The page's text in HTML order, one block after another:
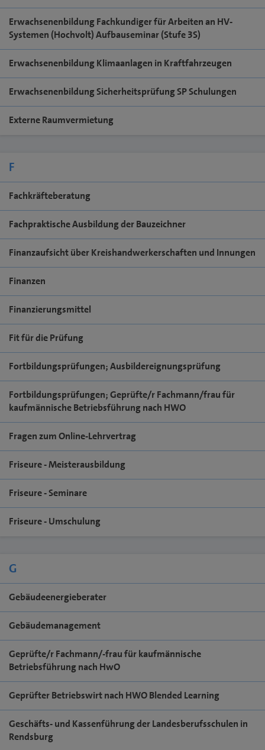
Erwachsenenbildung Fachkundiger für Arbeiten an HV-
Systemen (Hochvolt) Aufbauseminar (Stufe 3S)
Erwachsenenbildung Klimaanlagen in Kraftfahrzeugen
Erwachsenenbildung Sicherheitsprüfung SP Schulungen
Externe Raumvermietung
F
Fachkräfteberatung
Fachpraktische Ausbildung der Bauzeichner
Finanzaufsicht über Kreishandwerkerschaften und Innungen
Finanzen
Finanzierungsmittel
Fit für die Prüfung
Fortbildungsprüfungen; Ausbildereignungsprüfung
Fortbildungsprüfungen; Geprüfte/r Fachmann/frau für
kaufmännische Betriebsführung nach HWO
Fragen zum Online-Lehrvertrag
Friseure - Meisterausbildung
Friseure - Seminare
Friseure - Umschulung
G
Gebäudeenergieberater
Gebäudemanagement
Geprüfte/r Fachmann/-frau für kaufmännische
Betriebsführung nach HwO
Geprüfter Betriebswirt nach HWO Blended Learning
Geschäfts- und Kassenführung der Landesberufsschulen in
Rendsburg